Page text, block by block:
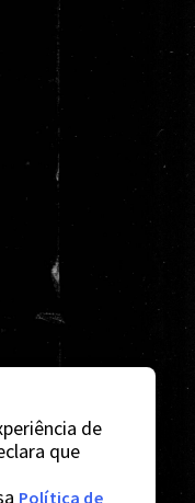
de
que
Política de